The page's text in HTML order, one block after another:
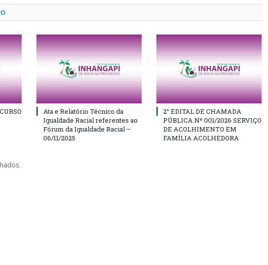
Ata e Relatório Técnico da
Igualdade Racial referentes ao
Fórum da Igualdade Racial –
06/11/2025
2° EDITAL DE CHAMADA
PÚBLICA Nº 001/2026 SERVIÇO
DE ACOLHIMENTO EM
FAMÍLIA ACOLHEDORA